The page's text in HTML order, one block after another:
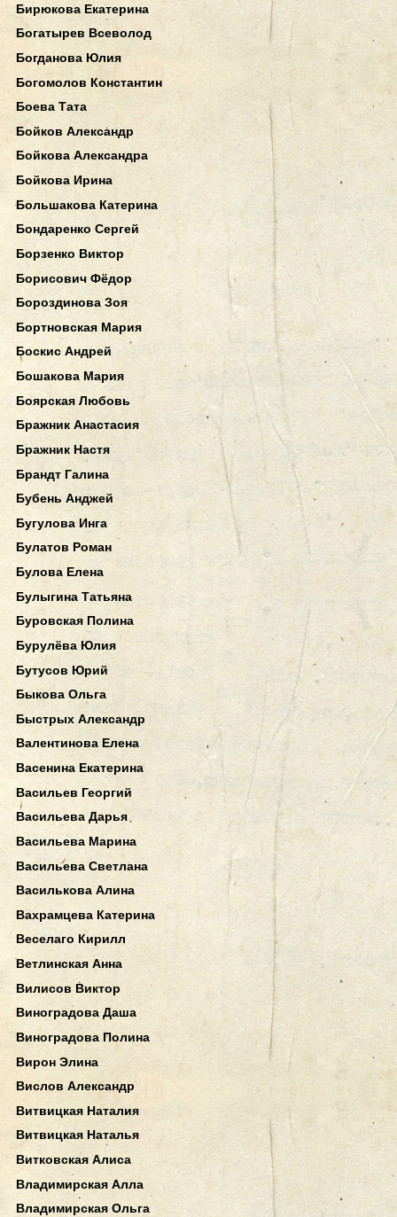
Бирюкова Екатерина
Богатырев Всеволод
Богданова Юлия
Богомолов Константин
Боева Тата
Бойков Александр
Бойкова Александра
Бойкова Ирина
Большакова Катерина
Бондаренко Сергей
Борзенко Виктор
Борисович Фёдор
Бороздинова Зоя
Бортновская Мария
Боскис Андрей
Бошакова Мария
Боярская Любовь
Бражник Анастасия
Бражник Настя
Брандт Галина
Бубень Анджей
Бугулова Инга
Булатов Роман
Булова Елена
Булыгина Татьяна
Буровская Полина
Бурулёва Юлия
Бутусов Юрий
Быкова Ольга
Быстрых Александр
Валентинова Елена
Васенина Екатерина
Васильев Георгий
Васильева Дарья
Васильева Марина
Васильева Светлана
Василькова Алина
Вахрамцева Катерина
Веселаго Кирилл
Ветлинская Анна
Вилисов Виктор
Виноградова Даша
Виноградова Полина
Вирон Элина
Вислов Александр
Витвицкая Наталия
Витвицкая Наталья
Витковская Алиса
Владимирская Алла
Владимирская Ольга